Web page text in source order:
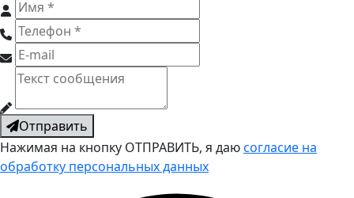
Отправить
Нажимая на кнопку ОТПРАВИТЬ, я даюсогласие на
обработку персональных данных